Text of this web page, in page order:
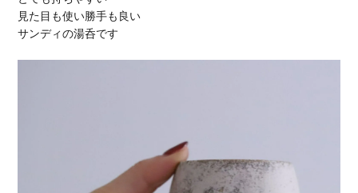
見た目も使い勝手も良い
サンディの湯呑です